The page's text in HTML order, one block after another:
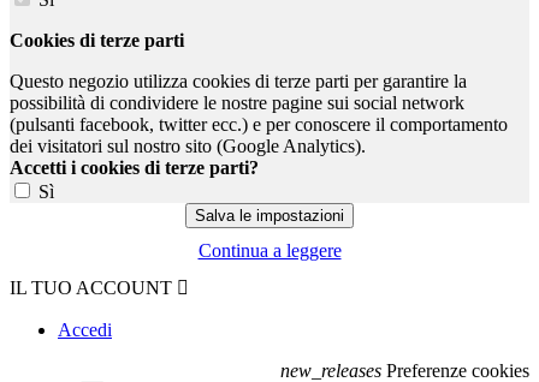
Cookies di terze parti
Questo negozio utilizza cookies di terze parti per garantire la
possibilità di condividere le nostre pagine sui social network
(pulsanti facebook, twitter ecc.) e per conoscere il comportamento
dei visitatori sul nostro sito (Google Analytics).
Accetti i cookies di terze parti?
Sì
Continua a leggere
IL TUO ACCOUNT 
Accedi
new_releases Preferenze cookies